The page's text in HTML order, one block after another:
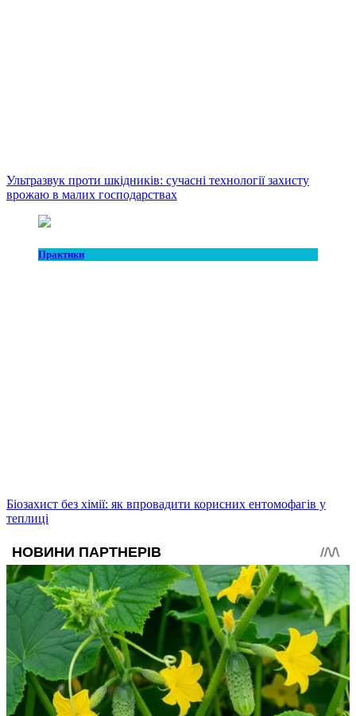
Ультразвук проти шкідників: сучасні технології захисту
врожаю в малих господарствах
Практики
Біозахист без хімії: як впровадити корисних ентомофагів у
теплиці